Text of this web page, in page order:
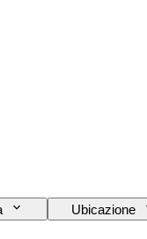
Ubicazione